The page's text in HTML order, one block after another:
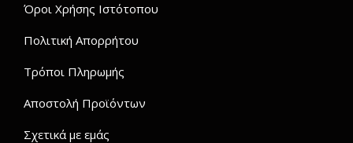
Όροι Χρήσης Ιστότοπου
Πολιτική Απορρήτου
Τρόποι Πληρωμής
Αποστολή Προϊόντων
Σχετικά με εμάς